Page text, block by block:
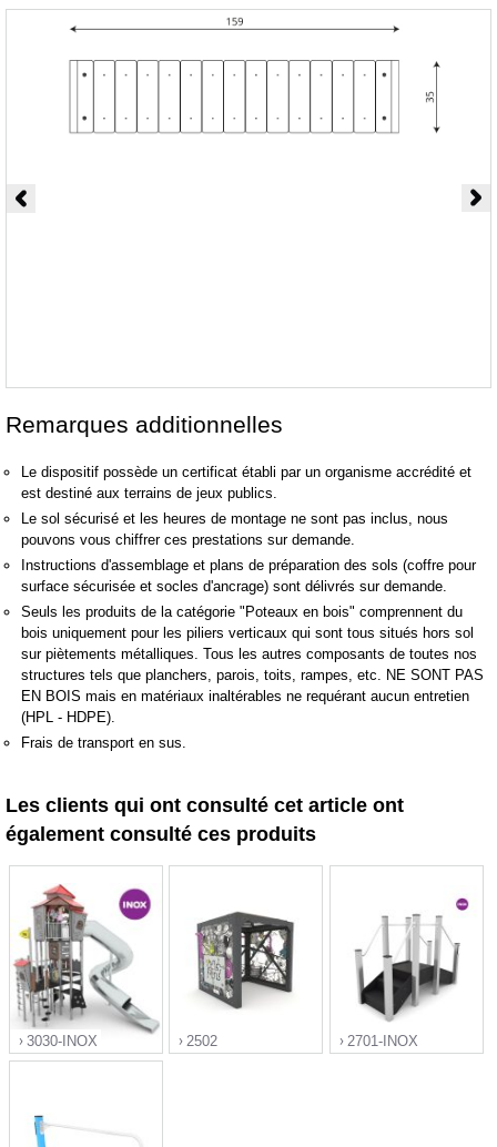
Remarques additionnelles
Le dispositif possède un certificat établi par un organisme accrédité et
est destiné aux terrains de jeux publics.
Le sol sécurisé et les heures de montage ne sont pas inclus, nous
pouvons vous chiffrer ces prestations sur demande.
Instructions d'assemblage et plans de préparation des sols (coffre pour
surface sécurisée et socles d'ancrage) sont délivrés sur demande.
Seuls les produits de la catégorie "Poteaux en bois" comprennent du
bois uniquement pour les piliers verticaux qui sont tous situés hors sol
sur piètements métalliques. Tous les autres composants de toutes nos
structures tels que planchers, parois, toits, rampes, etc. NE SONT PAS
EN BOIS mais en matériaux inaltérables ne requérant aucun entretien
(HPL - HDPE).
Frais de transport en sus.
Les clients qui ont consulté cet article ont
également consulté ces produits
3030-INOX 2502 2701-INOX